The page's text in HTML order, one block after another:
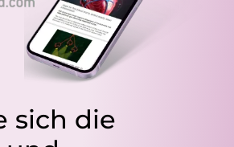
sich die